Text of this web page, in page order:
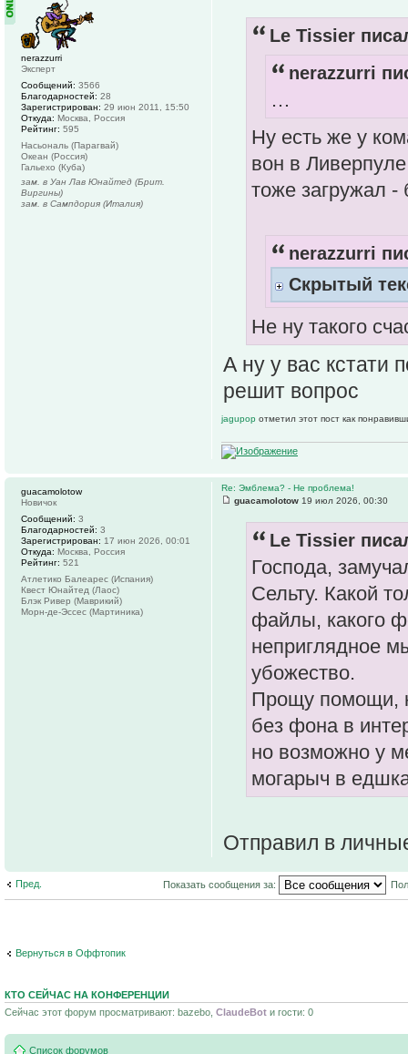
Le Tissier
nerazzurri
…
Ну есть же у
вон в
тоже загружал
nerazzurri
Скрытый
Не ну такого
А ну у вас кстати
решит вопрос
jagupop отметил этот пост как
nerazzurri
Эксперт
Сообщений: 3566
Благодарностей: 28
Зарегистрирован: 29 июн 2011, 15:50
Откуда: Москва, Россия
Рейтинг: 595
Насьональ (Парагвай)
Океан (Россия)
Гальехо (Куба)
зам. в Уан Лав Юнайтед (Брит.
Виргины)
зам. в Сампдория (Италия)
Re: Эмблема? - Не проблема!
guacamolotow 19 июл 2026, 00:30
Le Tissier
Господа,
Сельту. Какой
файлы, какого
неприглядное
убожество.
Прощу помощи,
без фона в
но возможно у
могарыч в
Отправил в
guacamolotow
Новичок
Сообщений: 3
Благодарностей: 3
Зарегистрирован: 17 июн 2026, 00:01
Откуда: Москва, Россия
Рейтинг: 521
Атлетико Балеарес (Испания)
Квест Юнайтед (Лаос)
Блэк Ривер (Маврикий)
Морн-де-Эссес (Мартиника)
Пред. Показать сообщения за:
Вернуться в Оффтопик
КТО СЕЙЧАС НА КОНФЕРЕНЦИИ
Сейчас этот форум просматривают: bazebo, ClaudeBot и гости: 0
Список форумов